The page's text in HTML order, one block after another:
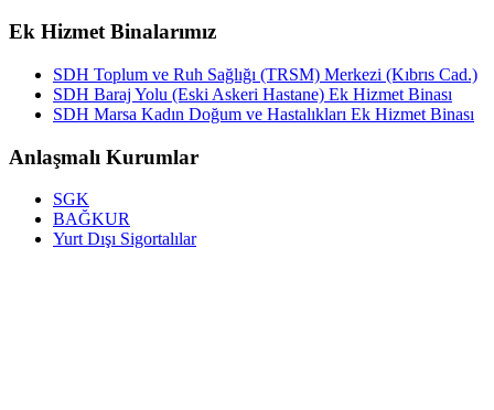
Ek Hizmet Binalarımız
SDH Toplum ve Ruh Sağlığı (TRSM) Merkezi (Kıbrıs Cad.)
SDH Baraj Yolu (Eski Askeri Hastane) Ek Hizmet Binası
SDH Marsa Kadın Doğum ve Hastalıkları Ek Hizmet Binası
Anlaşmalı Kurumlar
SGK
BAĞKUR
Yurt Dışı Sigortalılar